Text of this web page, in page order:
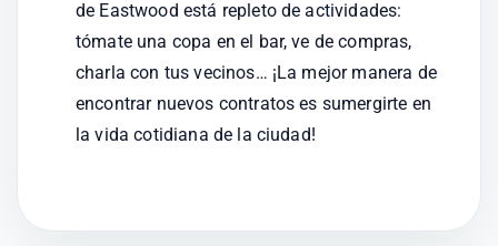
de Eastwood está repleto de actividades:
tómate una copa en el bar, ve de compras,
charla con tus vecinos… ¡La mejor manera de
encontrar nuevos contratos es sumergirte en
la vida cotidiana de la ciudad!